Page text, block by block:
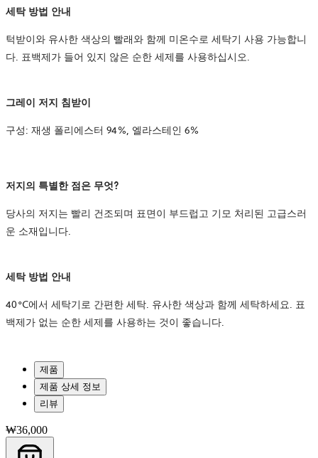
세탁 방법 안내
턱받이와 유사한 색상의 빨래와 함께 미온수로 세탁기 사용 가능합니
다. 표백제가 들어 있지 않은 순한 세제를 사용하십시오.
그레이 저지 침받이
구성: 재생 폴리에스터 94%, 엘라스테인 6%
저지의 특별한 점은 무엇?
당사의 저지는 빨리 건조되며 표면이 부드럽고 기모 처리된 고급스러
운 소재입니다.
세탁 방법 안내
40°C에서 세탁기로 간편한 세탁. 유사한 색상과 함께 세탁하세요. 표
백제가 없는 순한 세제를 사용하는 것이 좋습니다.
제품
제품 상세 정보
리뷰
₩36,000